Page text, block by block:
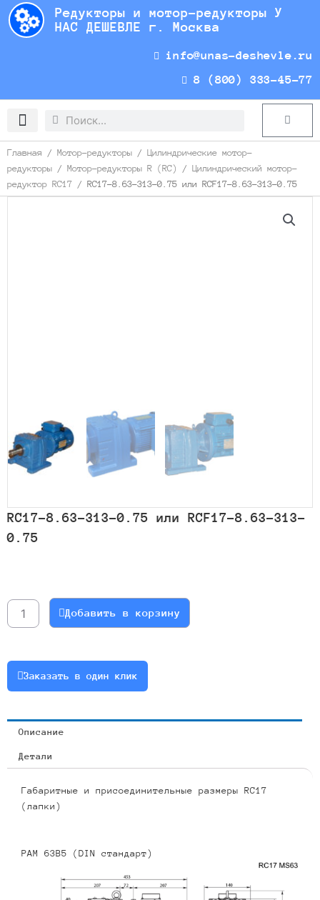
Перейти
содержимому
Редукторы и мотор-редукторы У
НАС ДЕШЕВЛЕ г. Москва
info@unas-deshevle.ru
8 (800) 333-45-77
Search
Search Cart
Главная / Мотор-редукторы / Цилиндрические мотор-
редукторы / Мотор-редукторы R (RC) / Цилиндрический мотор-
редуктор RC17 / RC17-8.63-313-0.75 или RCF17-8.63-313-0.75
RC17-8.63-313-0.75 или RCF17-8.63-313-
0.75
RC17-
8.63-
или
RCF17-
313-
0.75
Добавить в корзину
Заказать в один клик
Описание
Детали
Габаритные и присоединительные размеры RC17
(лапки)
PAM 63B5 (DIN стандарт)